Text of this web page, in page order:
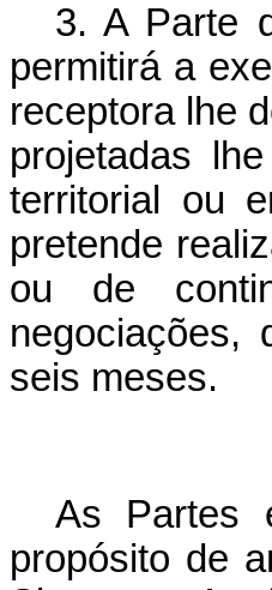
3. A Parte
permitirá a
receptora lhe
projetadas
territorial ou
pretende
ou de
negociações,
seis meses.
As Partes
propósito de